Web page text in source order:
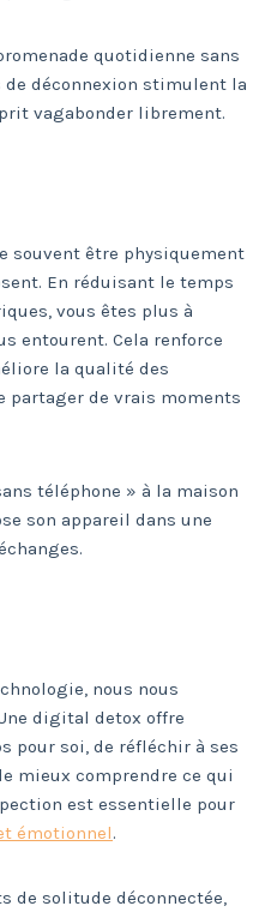
quotidienne sans
de déconnexion stimulent la
vagabonder librement.
souvent être physiquement
En réduisant le temps
vous êtes plus à
entourent. Cela renforce
la qualité des
partager de vrais moments
téléphone » à la maison
son appareil dans une
nous nous
digital detox offre
pour soi, de réfléchir à ses
mieux comprendre ce qui
est essentielle pour
émotionnel.
de solitude déconnectée,